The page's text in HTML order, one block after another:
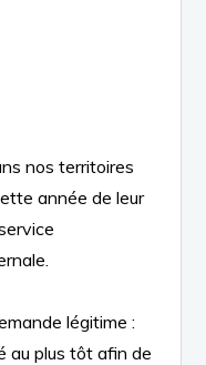
nos territoires
année de leur
légitime :
au plus tôt afin de